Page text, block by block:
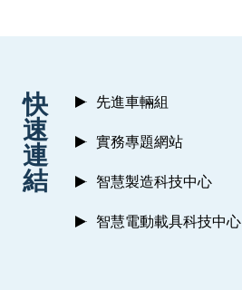
快
速
連
結
先進車輛組
實務專題網站
智慧製造科技中心
智慧電動載具科技中心